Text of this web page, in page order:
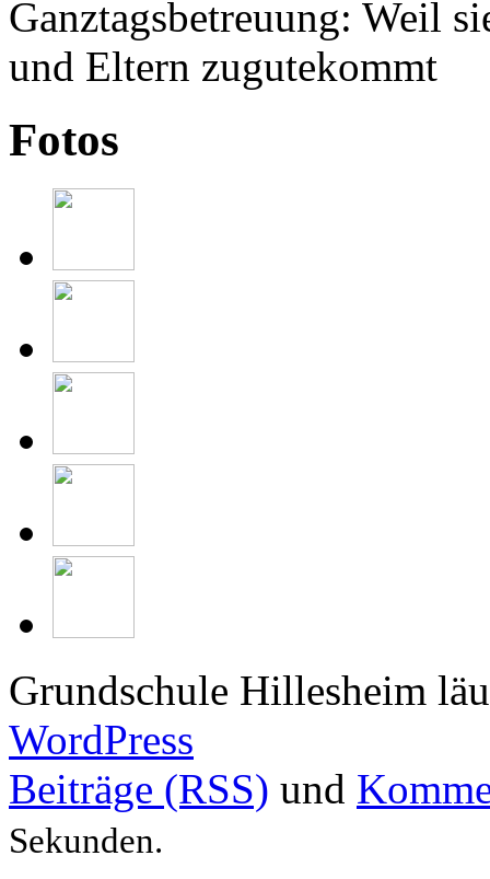
Fotos
Grundschule Hillesheim
WordPress
Beiträge (RSS) und
Sekunden.